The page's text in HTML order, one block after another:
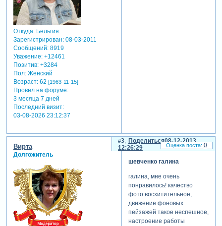
отредактировано шевченко
галина (07-12-2013
Откуда:Бельгия.
Зарегистрирован: 08-03-2011
Сообщений:8919
Уважение: +12461
Позитив: +3284
Пол:Женский
Возраст:62 [1963-11-15]
Провел на форуме:
3 месяца 7 дней
Последний визит:
03-08-2026 23:12:37
Поделиться
3
08-12-2013
12:26:29
Вирта
Долгожитель
шевченко галина
галина, мне очень
понравилось! качество
фото восхитительное,
движение фоновых
пейзажей такое неспешное,
настроение работы
0